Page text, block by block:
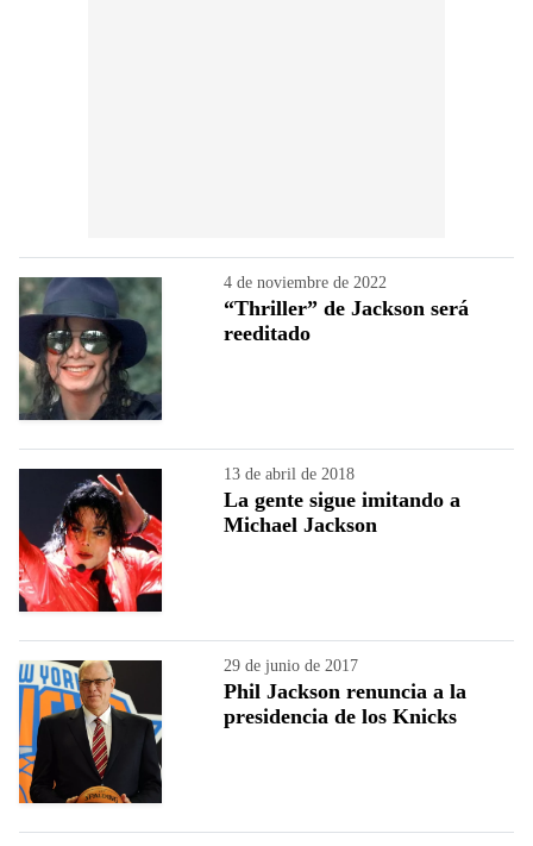
4 de noviembre de 2022
“Thriller” de Jackson será
reeditado
13 de abril de 2018
La gente sigue imitando a
Michael Jackson
29 de junio de 2017
Phil Jackson renuncia a la
presidencia de los Knicks